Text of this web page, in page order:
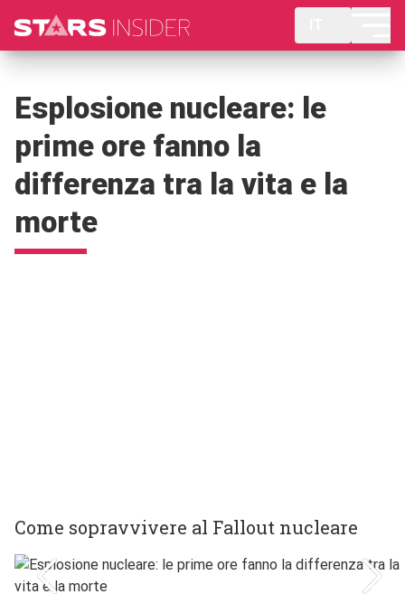
Esplosione nucleare: le
prime ore fanno la
differenza tra la vita e la
morte
Come sopravvivere al Fallout nucleare